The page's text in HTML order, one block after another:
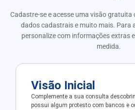
Cadastre-se e acesse uma visão gratuita
dados cadastrais e muito mais. Para
personalize com informações extras
medida.
Visão Inicial
Complemente a sua consulta
possui algum protesto com bancos e